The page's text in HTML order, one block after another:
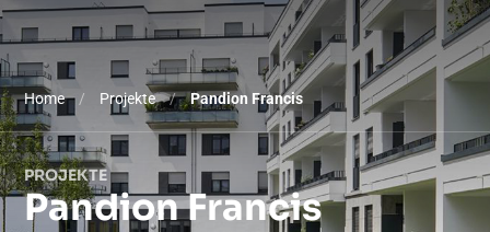
Home / Projekte / Pandion Francis
PROJEKTE
Pandion Francis